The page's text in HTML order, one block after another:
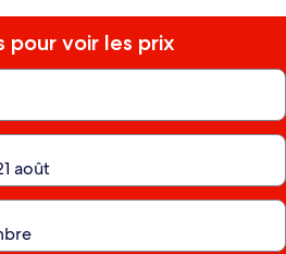
pour voir les prix